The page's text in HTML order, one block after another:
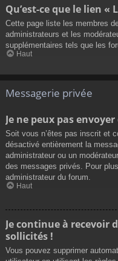
Qu’est-ce que le lien «
Cette page liste les membres
administrateurs et les
supplémentaires tels que les
Haut
Messagerie privée
Je ne peux pas
Soit vous n’êtes pas inscrit et
désactivé entièrement la
administrateur ou un
des messages privés. Pour
administrateur du forum.
Haut
Je continue à recevoir
sollicités !
Vous pouvez supprimer